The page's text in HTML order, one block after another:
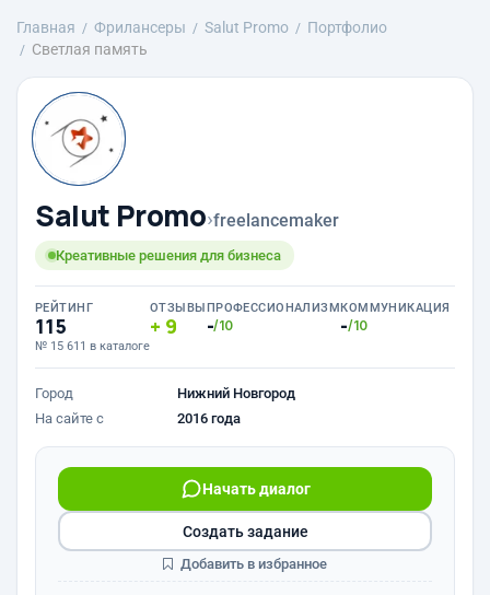
Главная Фрилансеры Salut Promo
Портфолио
Светлая память
Salut Promo›freelancemaker
Креативные решения для бизнеса
РЕЙТИНГ
115
№ 15 611 в каталоге
ОТЗЫВЫ
9
ПРОФЕССИОНАЛИЗМ
-/10
КОММУНИКАЦИЯ
-/10
Город
Нижний Новгород
На сайте с
2016 года
Начать диалог
Создать задание
Добавить в избранное